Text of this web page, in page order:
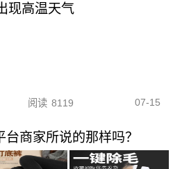
现高温天气
阅读 8119 07-15
商家所说的那样吗？